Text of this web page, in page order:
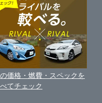
価格・燃費・スペックを
てチェック